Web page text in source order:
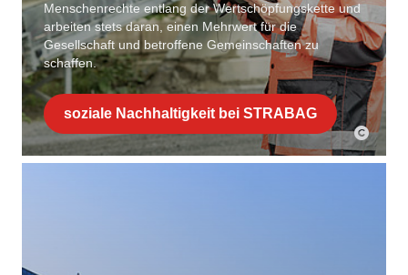
Menschenrechte entlang der Wertschöpfungskette und
arbeiten stets daran, einen Mehrwert für die
Gesellschaft und betroffene Gemeinschaften zu
schaffen.
soziale Nachhaltigkeit bei STRABAG